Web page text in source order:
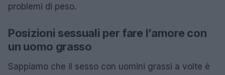
problemi di peso.
Posizioni sessuali per fare l’amore con
un uomo grasso
Sappiamo che il sesso con uomini grassi a volte è